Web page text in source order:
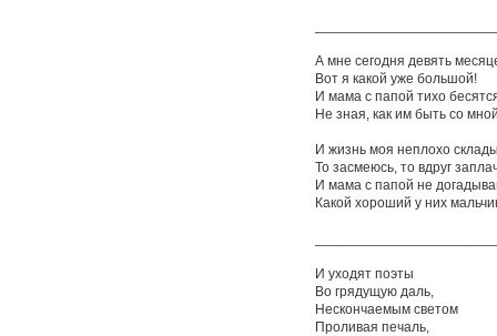
А мне сегодня девять
Вот я какой уже большой!
И мама с папой тихо
Не зная, как им быть со
И жизнь моя неплохо
То засмеюсь, то вдруг
И мама с папой не
Какой хороший у них
И уходят поэты
Во грядущую даль,
Нескончаемым светом
Проливая печаль,